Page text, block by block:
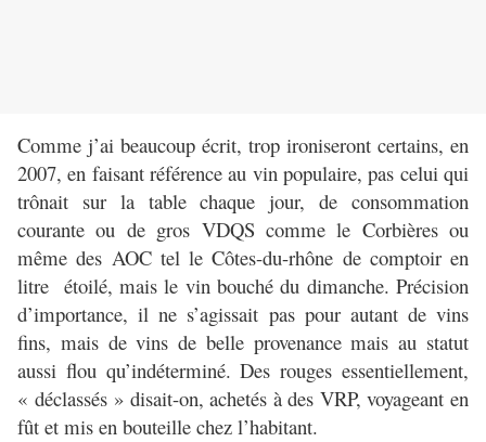
Comme j’ai beaucoup écrit, trop ironiseront certains, en
2007, en faisant référence au vin populaire, pas celui qui
trônait sur la table chaque jour, de consommation
courante ou de gros VDQS comme le Corbières ou
même des AOC tel le Côtes-du-rhône de comptoir en
litre étoilé, mais le vin bouché du dimanche. Précision
d’importance, il ne s’agissait pas pour autant de vins
fins, mais de vins de belle provenance mais au statut
aussi flou qu’indéterminé. Des rouges essentiellement,
« déclassés » disait-on, achetés à des VRP, voyageant en
fût et mis en bouteille chez l’habitant.